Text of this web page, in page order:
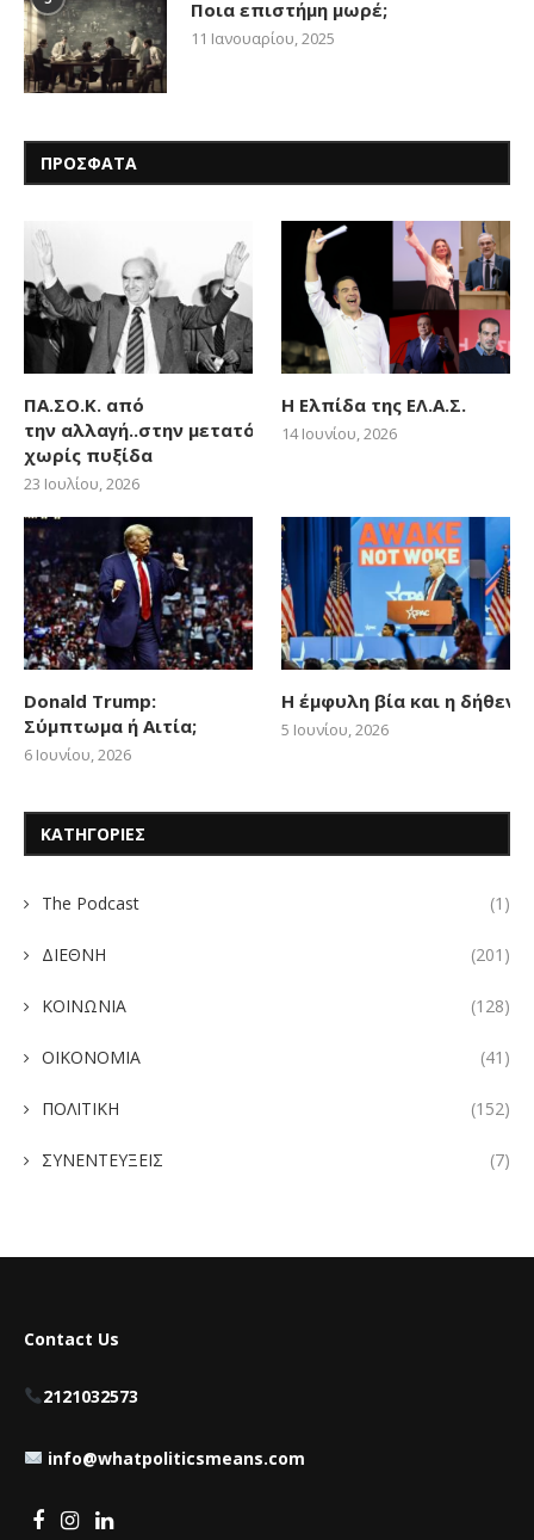
Ποια επιστήμη μωρέ;
11 Ιανουαρίου, 2025
ΠΡΟΣΦΑΤΑ
ΠΑ.ΣΟ.Κ. από
την αλλαγή..στην μετατόπιση
χωρίς πυξίδα
23 Ιουλίου, 2026
Η Ελπίδα της ΕΛ.Α.Σ.
14 Ιουνίου, 2026
Donald Trump:
Σύμπτωμα ή Αιτία;
6 Ιουνίου, 2026
Η έμφυλη βία και η δήθεν
5 Ιουνίου, 2026
ΚΑΤΗΓΟΡΙΕΣ
The Podcast (1)
ΔΙΕΘΝΗ (201)
ΚΟΙΝΩΝΙΑ (128)
ΟΙΚΟΝΟΜΙΑ (41)
ΠΟΛΙΤΙΚΗ (152)
ΣΥΝΕΝΤΕΥΞΕΙΣ (7)
Contact Us
2121032573
info@whatpoliticsmeans.com